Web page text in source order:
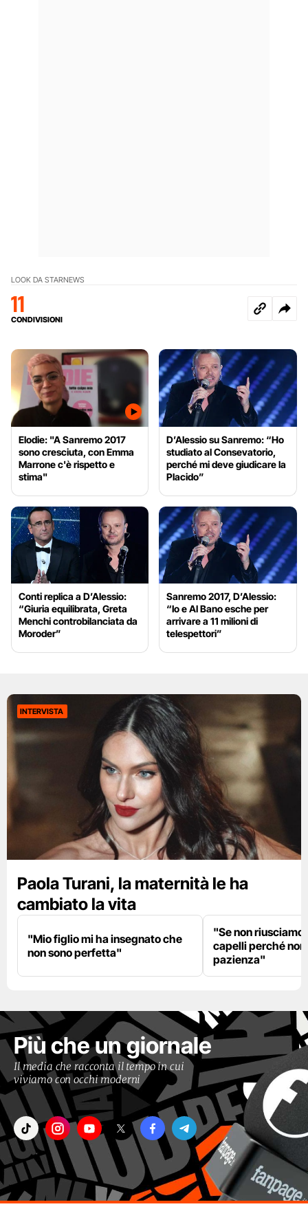
LOOK DA STARNEWS
11
CONDIVISIONI
Elodie: "A Sanremo 2017
sono cresciuta, con Emma
Marrone c'è rispetto e
stima"
D’Alessio su Sanremo: “Ho
studiato al Consevatorio,
perché mi deve giudicare la
Placido”
Conti replica a D’Alessio:
“Giuria equilibrata, Greta
Menchi controbilanciata da
Moroder”
Sanremo 2017, D’Alessio:
“Io e Al Bano esche per
arrivare a 11 milioni di
telespettori”
INTERVISTA
Paola Turani, la maternità le ha
cambiato la vita
"Mio figlio mi ha insegnato che
non sono perfetta"
"Se non riusciamo
capelli perché
pazienza"
Più che un giornale
Il media che racconta il tempo in cui
viviamo con occhi moderni